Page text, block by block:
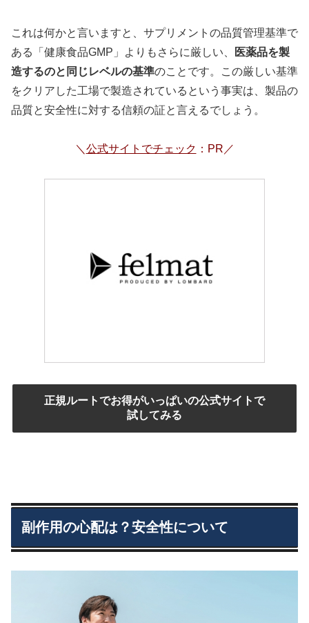
これは何かと言いますと、サプリメントの品質管理基準で
ある「健康食品GMP」よりもさらに厳しい、
医薬品を製
造するのと同じレベルの基準のことです。この厳しい基準
をクリアした工場で製造されているという事実は、製品の
品質と安全性に対する信頼の証と言えるでしょう。
＼ 公式サイトでチェック ：PR／
正規ルートでお得がいっぱいの公式サイトで
試してみる
副作用の心配は？安全性について